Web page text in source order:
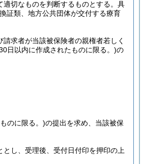
切なものを判断するものとする。具
証類、地方公共団体が交付する療育
求者が当該被保険者の親権者若しく
日以内に作成されたものに限る。)の
のに限る。)の提出を求め、当該被保
し、受理後、受付日付印を押印の上